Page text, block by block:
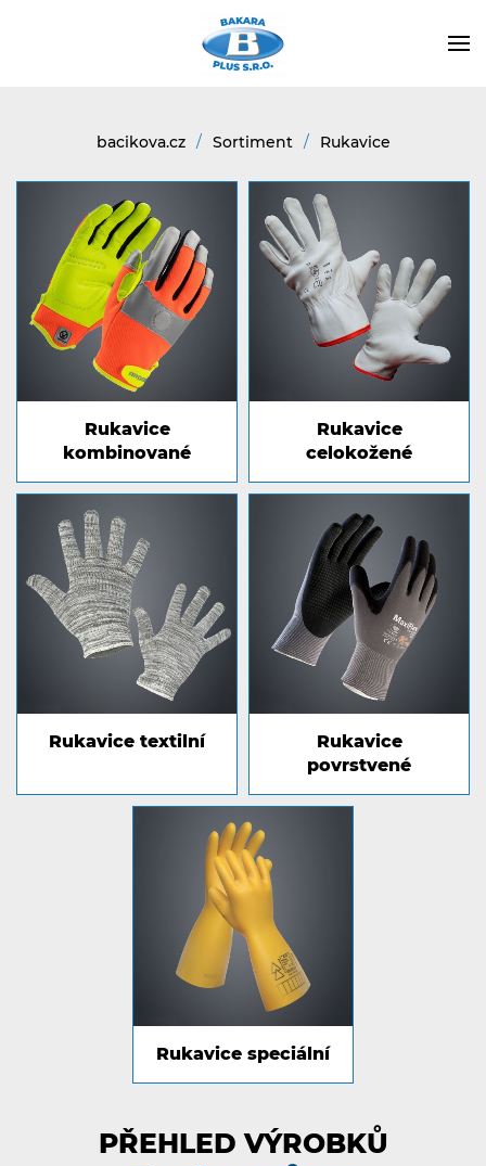
bacikova.cz Sortiment Rukavice
Rukavice
kombinované
Rukavice
celokožené
Rukavice textilní
Rukavice
povrstvené
Rukavice speciální
PŘEHLED VÝROBKŮ